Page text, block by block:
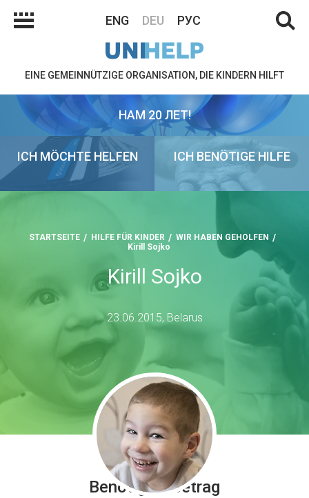
ENG DEU РУС
EINE GEMEINNÜTZIGE ORGANISATION, DIE KINDERN HILFT
НАМ 20 ЛЕТ!
ICH MÖCHTE HELFEN ICH BENÖTIGE HILFE
STARTSEITE HILFE FÜR KINDER
WIR HABEN GEHOLFEN
Kirill Sojko
Kirill Sojko
23.06.2015, Belarus
Benötigter Betrag